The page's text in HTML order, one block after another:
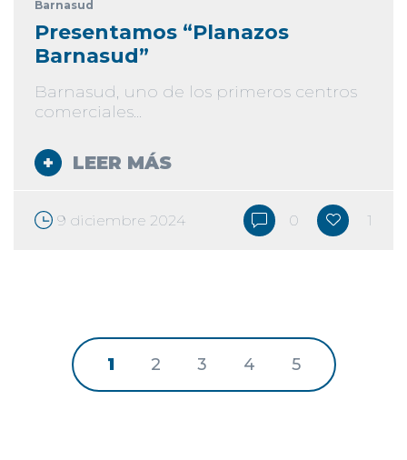
Barnasud
Presentamos “Planazos
Barnasud”
Barnasud, uno de los primeros centros
comerciales...
LEER MÁS
9 diciembre 2024 0 1
1 2 3 4 5